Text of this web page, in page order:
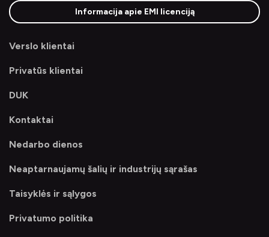
Informacija apie EMI licenciją
Verslo klientai
Privatūs klientai
DUK
Kontaktai
Nedarbo dienos
Neaptarnaujamų šalių ir industrijų sąrašas
Taisyklės ir sąlygos
Privatumo politika